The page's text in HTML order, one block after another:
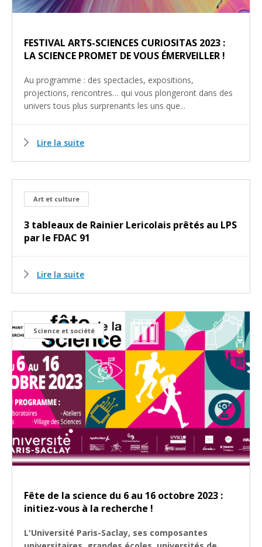
FESTIVAL ARTS-SCIENCES CURIOSITAS 2023 :
LA SCIENCE PROMET DE VOUS ÉMERVEILLER !
Au programme : des spectacles, expositions,
projections, rencontres… qui vous plongeront dans des
univers tous plus surprenants les uns que...
Lire la suite
Art et culture
3 tableaux de Rainier Lericolais prêtés au LPS
par le FDAC 91
Lire la suite
Science et société
Fête de la science du 6 au 16 octobre 2023 :
initiez-vous à la recherche !
L'Université Paris-Saclay, ses composantes